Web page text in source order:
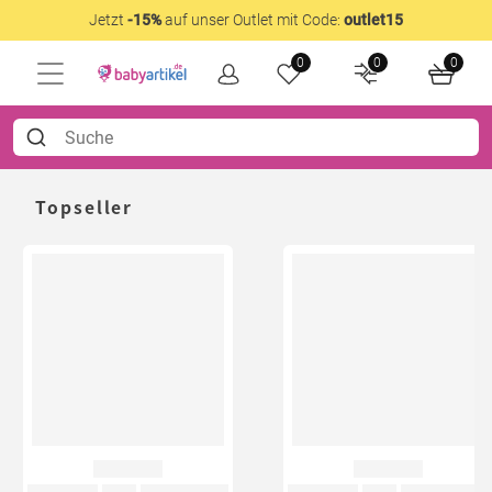
Jetzt -15%auf unser Outlet mit Code: outlet15
0 0 0
Topseller